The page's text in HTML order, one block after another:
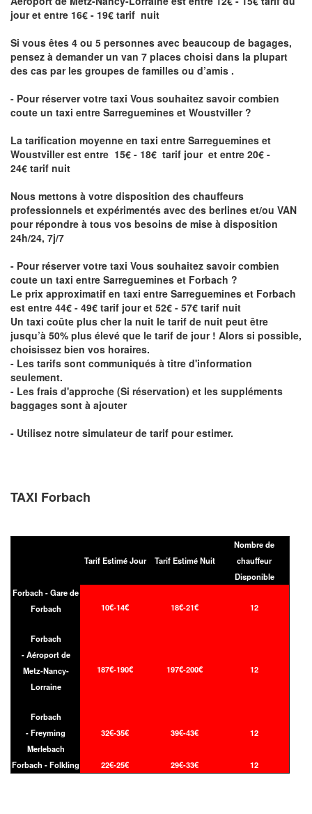
jour et entre 16€ - 19€ tarif nuit
Si vous êtes 4 ou 5 personnes avec beaucoup de bagages,
pensez à demander un van 7 places choisi dans la plupart
des cas par les groupes de familles ou d’amis .
- Pour réserver votre taxi Vous souhaitez savoircombien
coute un taxi entre Sarreguemines et Woustviller ?
La tarification moyenne en taxi entre Sarreguemines et
Woustviller est entre 15€ - 18€ tarif jour et entre 20€ -
24€ tarif nuit
Nous mettons à votre disposition des chauffeurs
professionnels et expérimentés avec des berlines et/ou VAN
pour répondre à tous vos besoins de mise à disposition
24h/24, 7j/7
- Pour réserver votre taxi Vous souhaitez savoircombien
coute un taxi entre Sarreguemines et Forbach ?
Le prix approximatif en taxi entre Sarreguemines et Forbach
est entre 44€ - 49€ tarif jour et 52€ - 57€ tarif nuit
Un taxi coûte plus cher la nuit le tarif de nuit peut être
jusqu’à 50% plus élevé que le tarif de jour ! Alors si possible,
choisissez bien vos horaires.
- Les tarifs sont communiqués à titre d'information
seulement.
- Les frais d'approche (Si réservation) et les suppléments
baggages sont à ajouter
- Utilisez notre simulateur de tarif pour estimer.
TAXI Forbach
Tarif Estimé Jour Tarif Estimé Nuit
Nombre de
chauffeur
Disponible
Forbach - Gare de
Forbach
10€-14€ 18€-21€ 12
Forbach
- Aéroport de
Metz-Nancy-
Lorraine
187€-190€ 197€-200€ 12
Forbach
- Freyming
Merlebach
32€-35€ 39€-43€ 12
Forbach - Folkling 22€-25€ 29€-33€ 12